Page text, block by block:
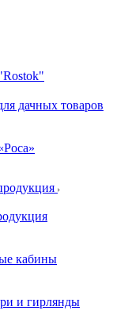
дачных товаров
кабины
и гирлянды